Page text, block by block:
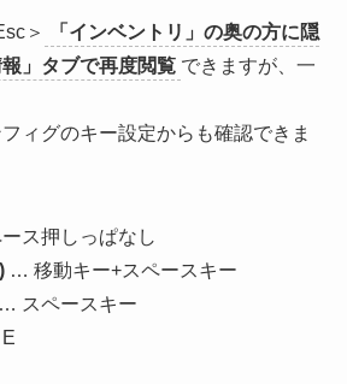
＞
「インベントリ」の奥の方に隠
」タブで再度閲覧 できますが、一
ィグのキー設定からも確認できま
ス押しっぱなし
… 移動キー+スペースキー
スペースキー